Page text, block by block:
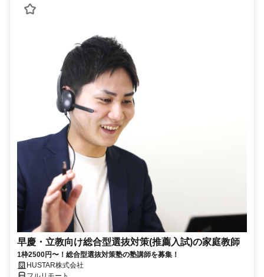
早慶・立教向け総合型選抜対策(推薦入試)の家庭教師
1枠2500円〜！総合型選抜対策塾の塾講師を募集！
HUSTAR株式会社